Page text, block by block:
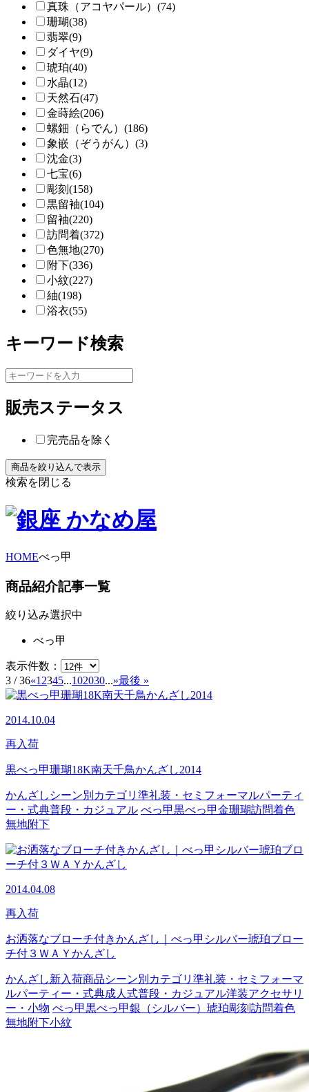
真珠（アコヤパール）(74)
珊瑚(38)
翡翠(9)
ダイヤ(9)
琥珀(40)
水晶(12)
天然石(47)
金蒔絵(206)
螺鈿（らでん）(186)
象嵌（ぞうがん）(3)
沈金(3)
七宝(6)
彫刻(158)
黒留袖(104)
留袖(220)
訪問着(372)
色無地(270)
附下(336)
小紋(227)
紬(198)
浴衣(55)
キーワード検索
販売ステータス
完売品を除く
検索を閉じる
HOMEべっ甲
商品紹介記事一覧
絞り込み選択中
べっ甲
表示件数：
3 / 36«1 2345...102030...»最後 »
2014.10.04
再入荷
黒べっ甲珊瑚18K南天千鳥かんざし2014
かんざし シーン別カテゴリ 準礼装・セミフォーマルパーティ
ー・式典普段・カジュアル べっ甲黒べっ甲金珊瑚訪問着色
無地附下
2014.04.08
再入荷
お洒落なブローチ付きかんざし｜べっ甲シルバー琥珀ブロー
チ付３ＷＡＹかんざし
かんざし新入荷商品シーン別カテゴリ 準礼装・セミフォーマ
ルパーティー・式典成人式普段・カジュアル洋装アクセサリ
ー・小物 べっ甲黒べっ甲銀（シルバー） 琥珀彫刻 訪問着色
無地附下小紋